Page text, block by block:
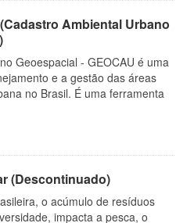
Ambiental Urbano
Geoespacial - GEOCAU é uma
e a gestão das áreas
no Brasil. É uma ferramenta
(Descontinuado)
o acúmulo de resíduos
impacta a pesca, o